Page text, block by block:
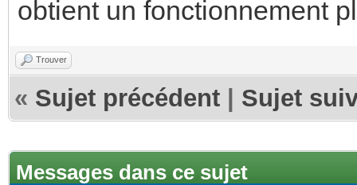
obtient un fonctionnement
Trouver
« Sujet précédent Sujet
Messages dans ce sujet